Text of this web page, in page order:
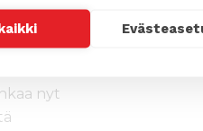
on
nyt